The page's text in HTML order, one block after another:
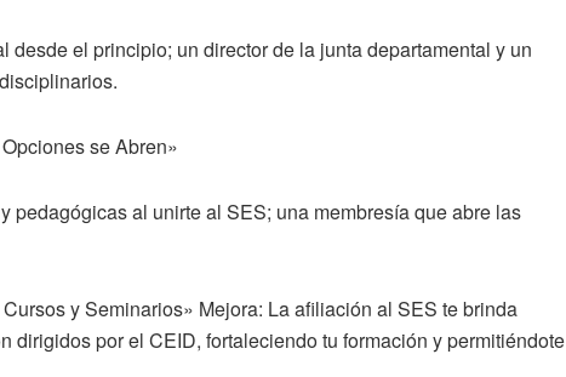
el principio; un director de la junta departamental y un
se Abren»
pedagógicas al unirte al SES; una membresía que abre las
y Seminarios» Mejora: La afiliación al SES te brinda
por el CEID, fortaleciendo tu formación y permitiéndote